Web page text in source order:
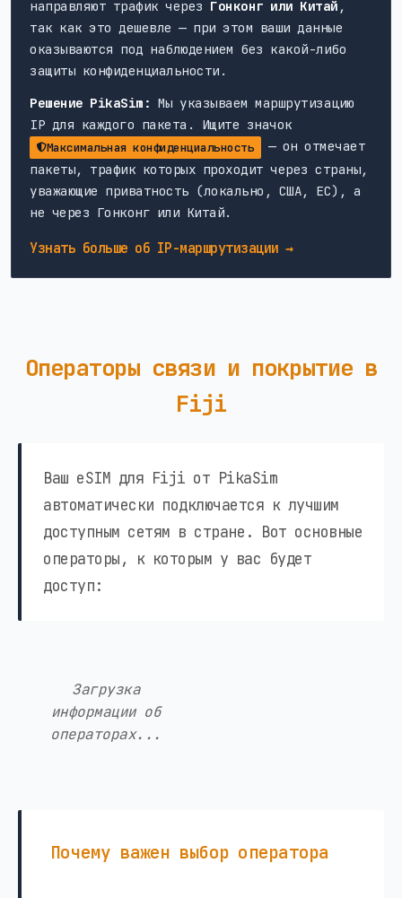
направляют трафик через Гонконг или Китай ,
так как это дешевле — при этом ваши данные
оказываются под наблюдением без какой-либо
защиты конфиденциальности.
Решение PikaSim: Мы указываем маршрутизацию
IP для каждого пакета. Ищите значок
Максимальная конфиденциальность
— он отмечает
пакеты, трафик которых проходит через страны,
уважающие приватность (локально, США, ЕС), а
не через Гонконг или Китай.
Узнать больше об IP-маршрутизации →
Операторы связи и покрытие в
Fiji
Ваш eSIM для Fiji от PikaSim
автоматически подключается к лучшим
доступным сетям в стране. Вот основные
операторы, к которым у вас будет
доступ:
Загрузка
информации об
операторах...
Почему важен выбор оператора